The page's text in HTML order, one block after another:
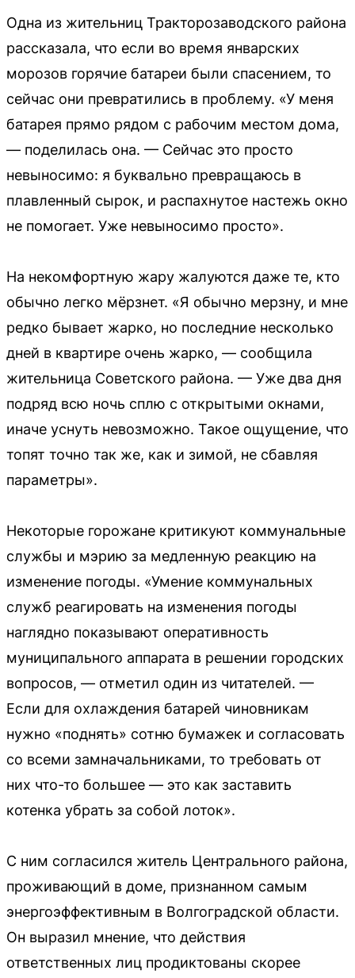
Одна из жительниц Тракторозаводского района
рассказала, что если во время январских
морозов горячие батареи были спасением, то
сейчас они превратились в проблему. «У меня
батарея прямо рядом с рабочим местом дома,
— поделилась она. — Сейчас это просто
невыносимо: я буквально превращаюсь в
плавленный сырок, и распахнутое настежь окно
не помогает. Уже невыносимо просто».
На некомфортную жару жалуются даже те, кто
обычно легко мёрзнет. «Я обычно мерзну, и мне
редко бывает жарко, но последние несколько
дней в квартире очень жарко, — сообщила
жительница Советского района. — Уже два дня
подряд всю ночь сплю с открытыми окнами,
иначе уснуть невозможно. Такое ощущение, что
топят точно так же, как и зимой, не сбавляя
параметры».
Некоторые горожане критикуют коммунальные
службы и мэрию за медленную реакцию на
изменение погоды. «Умение коммунальных
служб реагировать на изменения погоды
наглядно показывают оперативность
муниципального аппарата в решении городских
вопросов, — отметил один из читателей. —
Если для охлаждения батарей чиновникам
нужно «поднять» сотню бумажек и согласовать
со всеми замначальниками, то требовать от
них что-то большее — это как заставить
котенка убрать за собой лоток».
С ним согласился житель Центрального района,
проживающий в доме, признанном самым
энергоэффективным в Волгоградской области.
Он выразил мнение, что действия
ответственных лиц продиктованы скорее